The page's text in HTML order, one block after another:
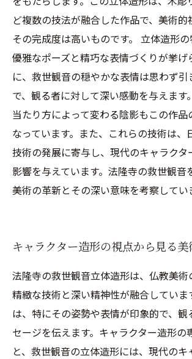
ど複数の技法が融合した作品で、美術的
その完成度は高いものです。 立体造形の
優雅なポーズと精巧な表情づくりが挙げ
に、救世観音の穏やかな表情は思わず
で、観る者に対して深い感動を与えます
当たり方によって変わる陰影もこの作品
なっています。また、これらの技術は、
技術の発展に寄与し、現代のキャラクタ
影響を与えています。法隆寺の救世観音
美術の革新とその深い意味を考察してい
キャラクター造形の視点から見る
法隆寺の救世観音立体造形は、仏教美術
精緻な技術と深い精神性が融合していま
は、特にその姿勢や表情が印象的で、観
セージを伝えます。キャラクター造形の
と、救世観音の立体造形には、現代のキ